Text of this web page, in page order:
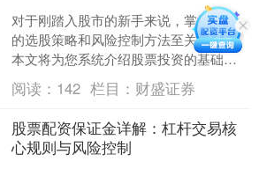
对于刚踏入股市的新手来说，掌握正确
的选股策略和风险控制方法至关重要。
本文将为您系统介绍股票投资的基础知
识，帮助您建立科学的投资框架。 ## 选
股的核心策略 ##....
阅读： 142 栏目： 财盛证券
股票配资保证金详解：杠杆交易核
心规则与风险控制